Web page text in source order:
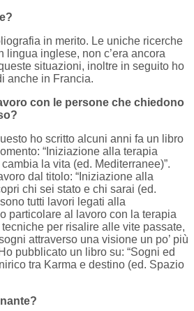
in merito. Le uniche ricerche
lingua inglese, non c’era ancora
situazioni, inoltre in seguito ho
anche in Francia.
con le persone che chiedono
ho scritto alcuni anni fa un libro
“Iniziazione alla terapia
la vita (ed. Mediterranee)”.
dal titolo: “Iniziazione alla
chi sei stato e chi sarai (ed.
tutti lavori legati alla
particolare al lavoro con la terapia
per risalire alle vite passate,
attraverso una visione un po’ più
pubblicato un libro su: “Sogni ed
tra Karma e destino (ed. Spazio